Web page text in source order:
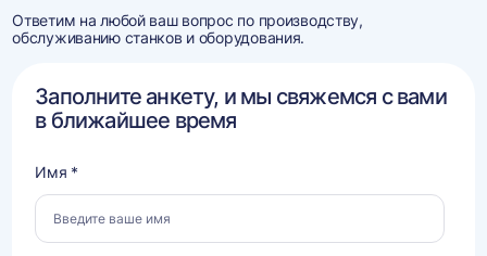
Ответим на любой ваш вопрос по производству,
обслуживанию станков и оборудования.
Заполните анкету, и мы свяжемся с вами
в ближайшее время
Имя *